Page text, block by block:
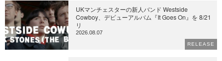
UKマンチェスターの新人バンド Westside
Cowboy、デビューアルバム『It Goes On』を 8/21
リ
2026.08.07
RELEASE